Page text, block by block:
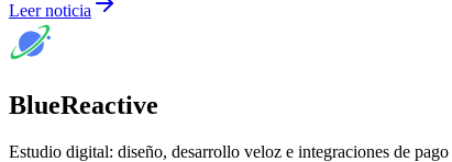
Leer noticia
BlueReactive
Estudio digital: diseño, desarrollo veloz e integraciones de